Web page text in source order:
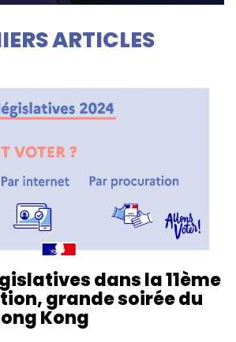
ARTICLES
dans la 11ème
grande soirée du
Kong